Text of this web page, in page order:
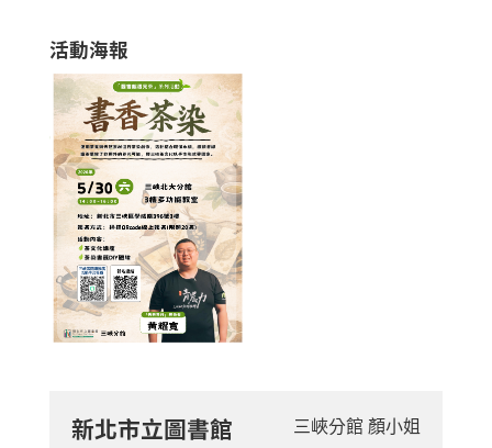
活動海報
新北市立圖書館 三峽分館 顏小姐